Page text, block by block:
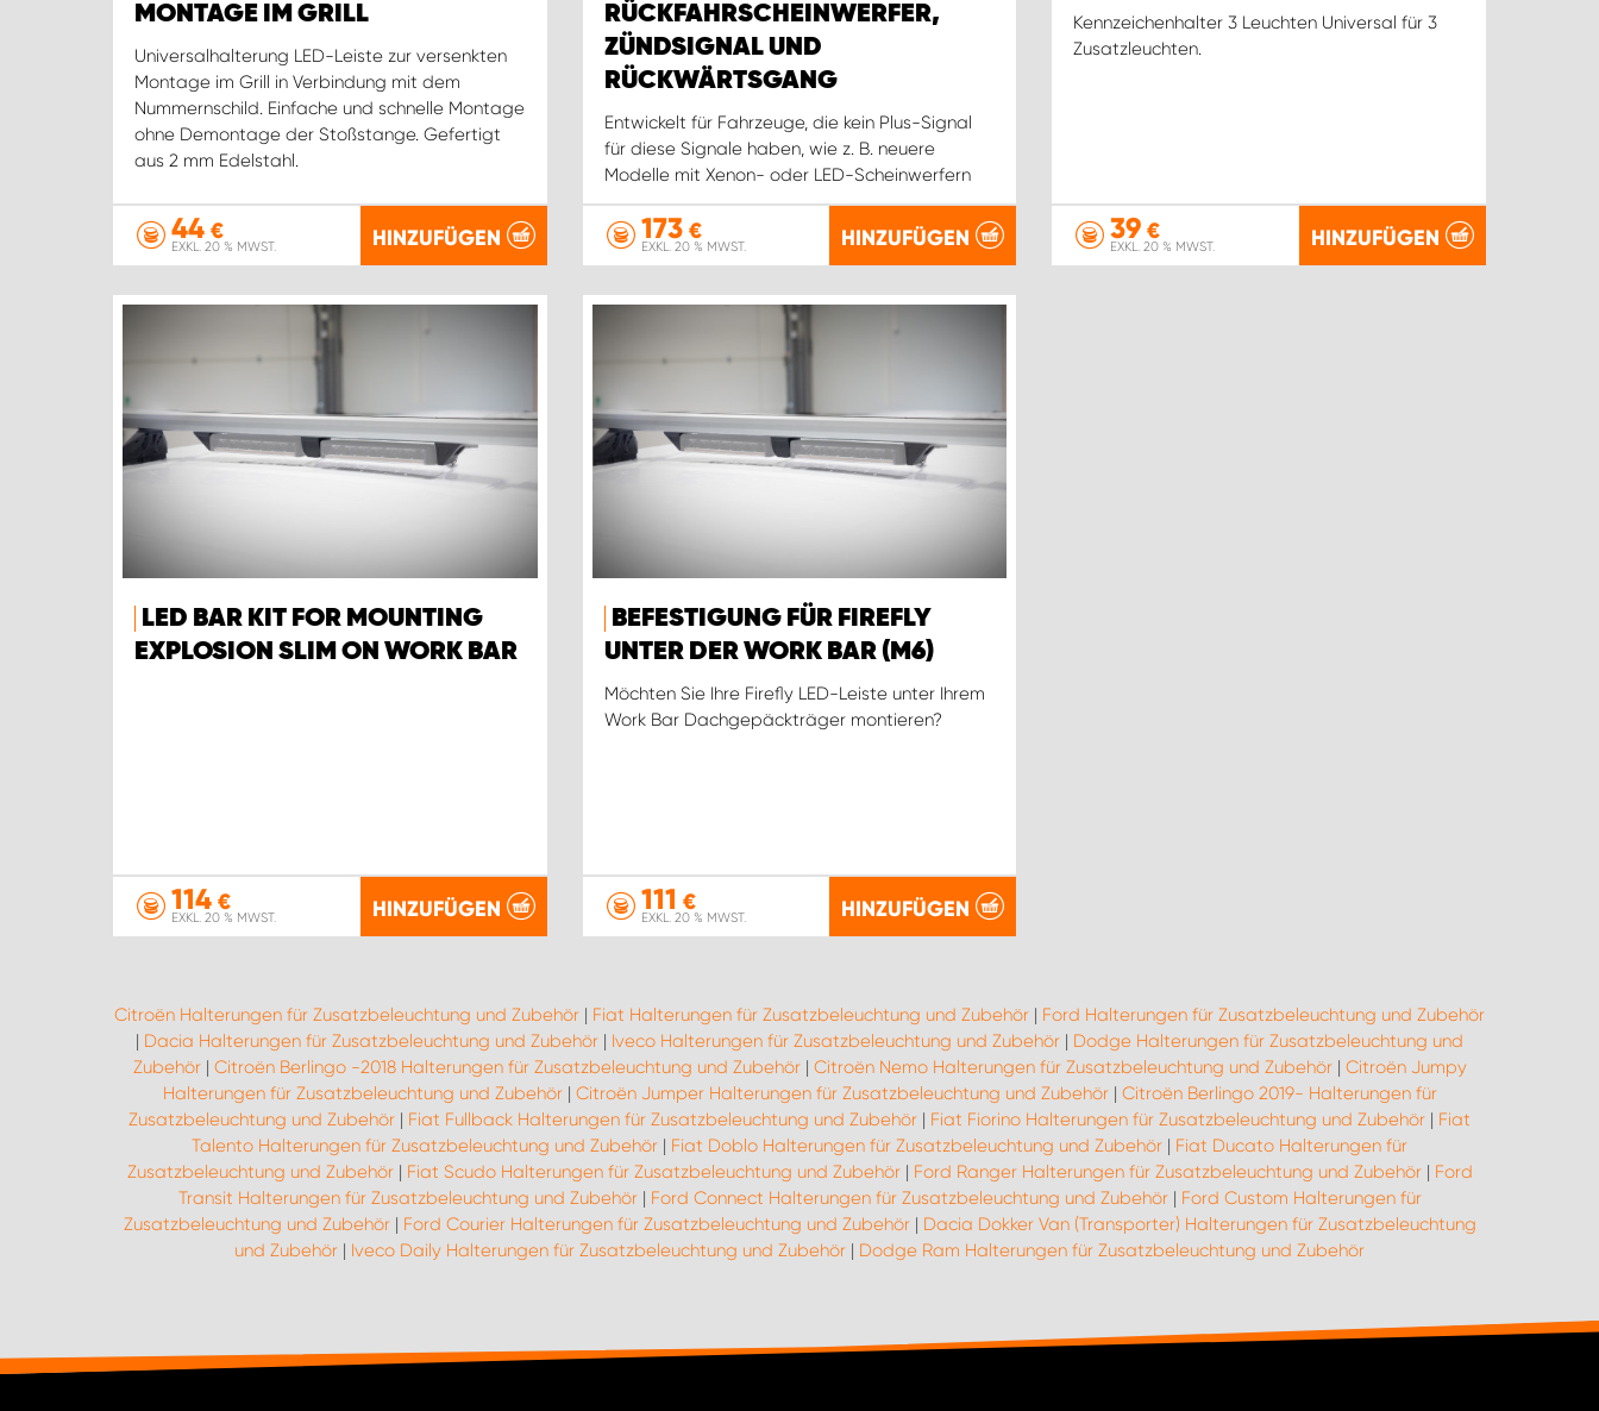
MONTAGE IM GRILL
Universalhalterung LED-Leiste zur versenkten
Montage im Grill in Verbindung mit dem
Nummernschild. Einfache und schnelle Montage
ohne Demontage der Stoßstange. Gefertigt
aus 2 mm Edelstahl.
44 €
EXKL. 20 % MWST. HINZUFÜGEN
RÜCKFAHRSCHEINWERFER,
ZÜNDSIGNAL UND
RÜCKWÄRTSGANG
Entwickelt für Fahrzeuge, die kein Plus-Signal
für diese Signale haben, wie z. B. neuere
Modelle mit Xenon- oder LED-Scheinwerfern
173€
EXKL. 20 % MWST. HINZUFÜGEN
Kennzeichenhalter 3 Leuchten Universal für 3
Zusatzleuchten.
39 €
EXKL. 20 % MWST. HINZUFÜGEN
LED BAR KIT FOR MOUNTING
EXPLOSION SLIM ON WORK BAR
114 €
EXKL. 20 % MWST. HINZUFÜGEN
BEFESTIGUNG FÜR FIREFLY
UNTER DER WORK BAR (M6)
Möchten Sie Ihre Firefly LED-Leiste unter Ihrem
Work Bar Dachgepäckträger montieren?
111 €
EXKL. 20 % MWST. HINZUFÜGEN
Citroën Halterungen für Zusatzbeleuchtung und Zubehör | Fiat Halterungen für Zusatzbeleuchtung und Zubehör | Ford Halterungen für Zusatzbeleuchtung und Zubehör
| Dacia Halterungen für Zusatzbeleuchtung und Zubehör | Iveco Halterungen für Zusatzbeleuchtung und Zubehör | Dodge Halterungen für Zusatzbeleuchtung und
Zubehör| Citroën Berlingo -2018 Halterungen für Zusatzbeleuchtung und Zubehör| Citroën Nemo Halterungen für Zusatzbeleuchtung und Zubehör| Citroën Jumpy
Halterungen für Zusatzbeleuchtung und Zubehör| Citroën Jumper Halterungen für Zusatzbeleuchtung und Zubehör| Citroën Berlingo 2019- Halterungen für
Zusatzbeleuchtung und Zubehör | Fiat Fullback Halterungen für Zusatzbeleuchtung und Zubehör | Fiat Fiorino Halterungen für Zusatzbeleuchtung und Zubehör | Fiat
Talento Halterungen für Zusatzbeleuchtung und Zubehör | Fiat Doblo Halterungen für Zusatzbeleuchtung und Zubehör | Fiat Ducato Halterungen für
Zusatzbeleuchtung und Zubehör| Fiat Scudo Halterungen für Zusatzbeleuchtung und Zubehör| Ford Ranger Halterungen für Zusatzbeleuchtung und Zubehör| Ford
Transit Halterungen für Zusatzbeleuchtung und Zubehör| Ford Connect Halterungen für Zusatzbeleuchtung und Zubehör| Ford Custom Halterungen für
Zusatzbeleuchtung und Zubehör| Ford Courier Halterungen für Zusatzbeleuchtung und Zubehör| Dacia Dokker Van (Transporter) Halterungen für Zusatzbeleuchtung
und Zubehör | Iveco Daily Halterungen für Zusatzbeleuchtung und Zubehör | Dodge Ram Halterungen für Zusatzbeleuchtung und Zubehör